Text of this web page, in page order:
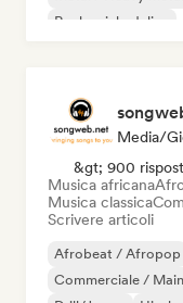
Rock psichedelico
Media/
&gt; 900
Musica africana
Musica classica
Scrivere articoli
Afrobeat / Afropop
Commerciale /